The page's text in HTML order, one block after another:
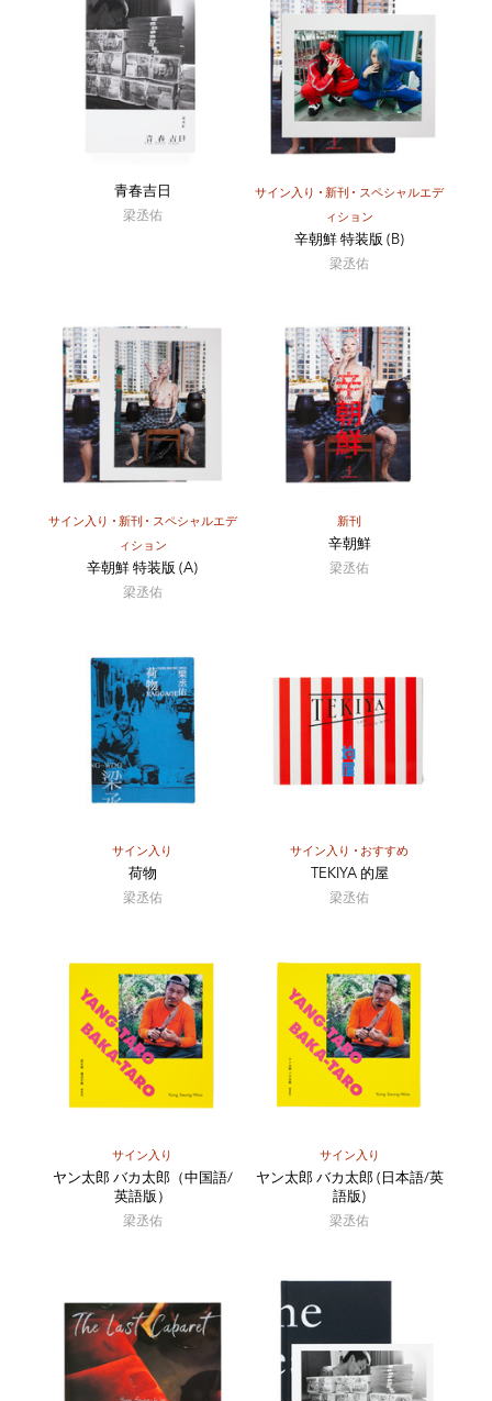
2024年 「Endless Journey to Black Night」ハンミ美術館、ソウ
2001年 フォックス・タルボット賞 一席
2001年 ハッセルブラットStudentフォトコンテスト 入賞
2001年 上野彦馬賞 日本写真芸術学会奨励賞
2002年 ハッセルブラットStudentフォトコンテスト 入賞
2004年 PDN Photo Annual 2004, Student work Section入賞
(米国)
2004年 フォックス・タルボット受賞 一席
2005年 EPSONカラーイメージングコンテスト 特選
2005年 DAYSジャパン国際フォトジャーナリズム賞 日本国
内ドキュメンタリー賞
2005年 上野彦馬賞 日本写真芸術学会奨励賞
2006年 第9回 新風社・平間至写真賞 大賞
2007年 キャノン写真新世紀 佳作
2008年 リトルモア写真集公募展 審査員賞
2008年 キャノン写真新世紀 佳作
東京工芸大学（東京）
青春吉日
梁丞佑
サイン入り 新刊
スペシャルエデ
ィション
辛朝鮮 特装版 (B)
梁丞佑
サイン入り 新刊
スペシャルエデ
ィション
辛朝鮮 特装版 (A)
梁丞佑
新刊
辛朝鮮
梁丞佑
サイン入り
荷物
梁丞佑
サイン入り おすすめ
TEKIYA 的屋
梁丞佑
サイン入り
ヤン太郎 バカ太郎（中国語/
英語版）
梁丞佑
サイン入り
ヤン太郎 バカ太郎 (日本語/英
語版)
梁丞佑